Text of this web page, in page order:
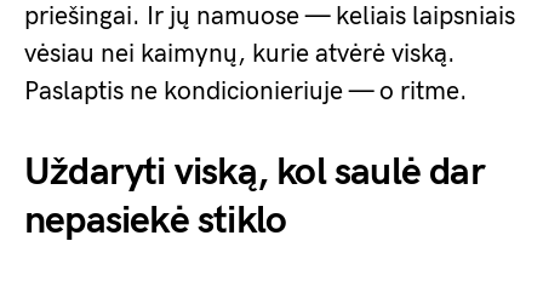
priešingai. Ir jų namuose — keliais laipsniais
vėsiau nei kaimynų, kurie atvėrė viską.
Paslaptis ne kondicionieriuje — o ritme.
Uždaryti viską, kol saulė dar
nepasiekė stiklo